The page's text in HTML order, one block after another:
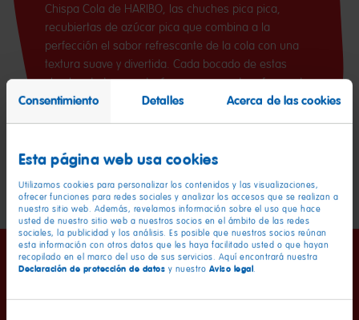
Consentimiento Detalles Acerca de las cookies
Esta página web usa cookies
Utilizamos cookies para personalizar los contenidos y las visualizaciones,
ofrecer funciones para redes sociales y analizar los accesos que se realizan a
nuestro sitio web. Además, revelamos información sobre el uso que hace
usted de nuestro sitio web a nuestros socios en el ámbito de las redes
sociales, la publicidad y los análisis. Es posible que nuestros socios reúnan
esta información con otros datos que les haya facilitado usted o que hayan
recopilado en el marco del uso de sus servicios. Aquí encontrará nuestra
Declaración de protección de datos y nuestro Aviso legal.
Chispa Cola de HARIBO, las chuches pica pica,
recubiertas de azúcar pica que combina a la
perfección el sabor refrescante de la cola con una
textura suave y divertida. Cada bocado de estas
chuches te transportará a ese momento refrescante
de beber una bebida de cola helada.